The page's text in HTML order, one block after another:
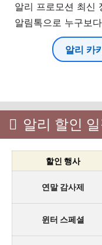
알리 프로모션 최신
알림톡으로 누구보
알리 카
알리 할인
할인 행사
연말 감사제
윈터 스페셜